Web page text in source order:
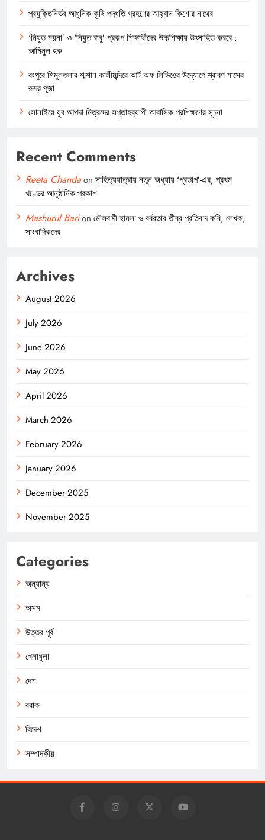
প্রযুক্তিনির্ভর আধুনিক কৃষি পদ্ধতি গ্রহণের আহ্বান কিশোর নাথের
‘নিযুত ময়না’ ও ‘নিযুত বাবু’ প্রকল্প শিক্ষার্থীদের উচ্চশিক্ষায় উৎসাহিত করবে :
আমিনুল হক
রংপুরে শিমূলতলার শ্মশান কালীমন্দিরে আর্ট অফ লিভিঙের উদ্যোগে শ্রাবণ মাসের
রুদ্র পূজা
সোনাইয়ে যুব আপদা মিত্রদের সপ্তাহব্যাপী আবাসিক প্রশিক্ষণের সূচনা
Recent Comments
Reeta Chandaon সাহিত্যযাত্রায় নতুন অধ্যায় ‘প্রতাপ’-এর, প্রথম
খণ্ডের আনুষ্ঠানিক প্রকাশ
Mashurul Barion মৌলবাদী হামলা ও বর্বরতার তীব্র প্রতিবাদ কবি, লেখক,
সাংবাদিকদের
Archives
August 2026
July 2026
June 2026
May 2026
April 2026
March 2026
February 2026
January 2026
December 2025
November 2025
Categories
অন্যান্য
অসম
উত্তর পূর্ব
খেলাধুলা
দেশ
বরাক
বিদেশ
সম্পাদকীয়